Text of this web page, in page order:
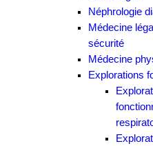
Néphrologie
Médecine
sécurité
Médecine
Explorations